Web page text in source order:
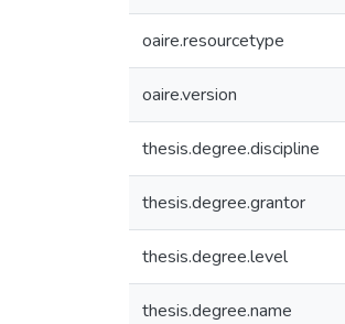
oaire.resourcetype
oaire.version
thesis.degree.discipline
thesis.degree.grantor
thesis.degree.level
thesis.degree.name